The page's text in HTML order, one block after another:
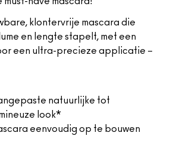
klontervrije mascara die
en lengte stapelt, met een
een ultra-precieze applicatie –
natuurlijke tot
look*
eenvoudig op te bouwen